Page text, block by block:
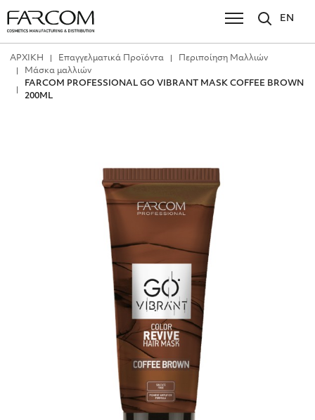
EN
ΑΡΧΙΚΗ Επαγγελματικά Προϊόντα
Περιποίηση Μαλλιών
Μάσκα μαλλιών
FARCOM PROFESSIONAL GO VIBRANT MASK COFFEE BROWN
200ML